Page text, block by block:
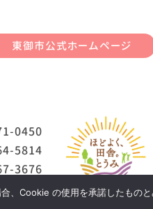
東御市公式ホームページ
0450
5814
3676
、Cookie の使用を承諾したものと